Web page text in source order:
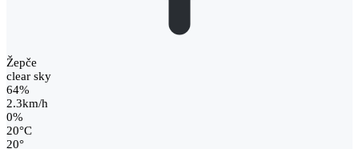
Žepče
clear sky
64%
2.3km/h
0%
20°C
20°